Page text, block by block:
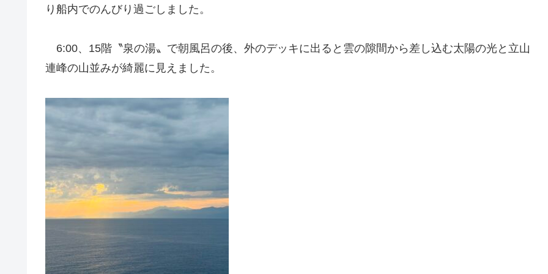
り船内でのんびり過ごしました。
6:00、15階〝泉の湯〟で朝風呂の後、外のデッキに出ると雲の隙間から差し込む太陽の光と立山
連峰の山並みが綺麗に見えました。